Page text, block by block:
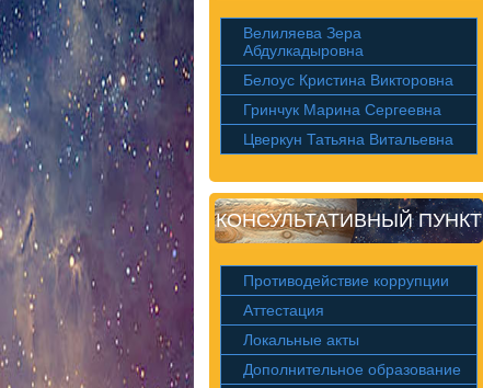
Велиляева Зера
Абдулкадыровна
Белоус Кристина Викторовна
Гринчук Марина Сергеевна
Цверкун Татьяна Витальевна
КОНСУЛЬТАТИВНЫЙ ПУНКТ
Противодействие коррупции
Аттестация
Локальные акты
Дополнительное образование